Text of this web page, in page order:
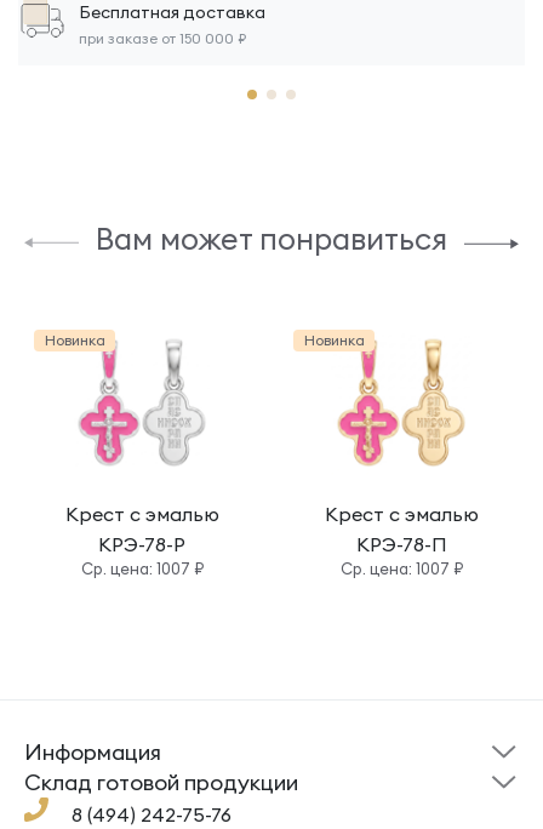
Бесплатная доставка
при заказе от 150 000 ₽
Вам может понравиться
Новинка
Крест с эмалью
КРЭ-78-Р
Cр. цена: 1007 ₽
Новинка
Крест с эмалью
КРЭ-78-П
Cр. цена: 1007 ₽
8 (494) 242-75-76
Информация
Склад готовой
продукции
Под заказ
Помощь
Cклад готовой продукции
Кресты
Кольца
Ложки